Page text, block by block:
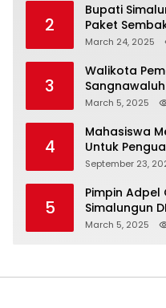
2
Bupati
Paket
Korban Banjir
March 24, 2025
3
Walikota
Masyarakat
March 5, 2025
4
Mahasiswa
Untuk
Simalungun
September 23,
5
Pimpin
Simalungun
Ajak ASN
March 5, 2025